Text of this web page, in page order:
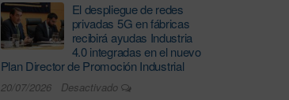
El despliegue de redes
privadas 5G en fábricas
recibirá ayudas Industria
4.0 integradas en el nuevo
Plan Director de Promoción Industrial
20/07/2026 Desactivado